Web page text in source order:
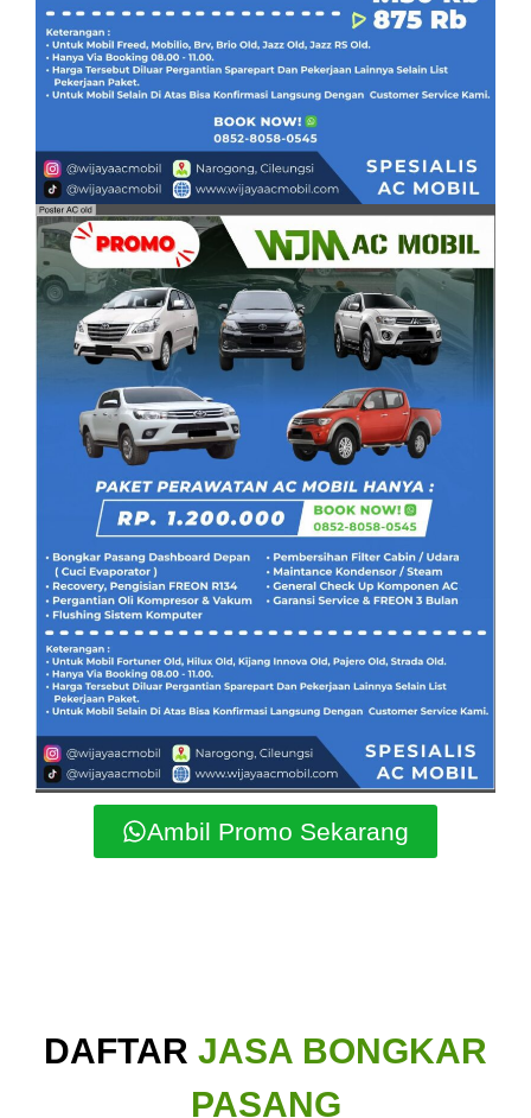
Ambil Promo Sekarang
DAFTAR JASA BONGKAR
PASANG